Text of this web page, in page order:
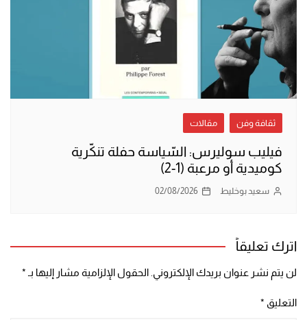
ثقافة وفن مقالات
فيليب سوليرس: السّياسة حفلة تنكّرية
كوميدية أو مرعبة (1-2)
سعيد بوخليط 02/08/2026
اترك تعليقاً
لن يتم نشر عنوان بريدك الإلكتروني. الحقول الإلزامية مشار إليها بـ *
التعليق *